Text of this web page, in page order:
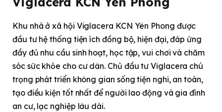
Khu nhà ở xã hội Viglacera KCN Yên Phong được
đầu tư hệ thống tiện ích đồng bộ, hiện đại, đáp ứng
đầy đủ nhu cầu sinh hoạt, học tập, vui chơi và chăm
sóc sức khỏe cho cư dân. Chủ đầu tư Viglacera chú
trọng phát triển không gian sống tiện nghi, an toàn,
tạo điều kiện tốt nhất để người lao động và gia đình
an cư, lạc nghiệp lâu dài.